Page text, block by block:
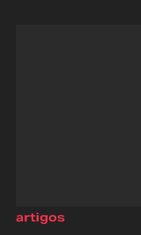
artigos